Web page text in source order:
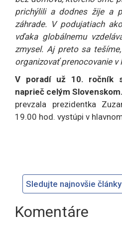
prichýlili a dodnes žije a
záhrade. V podujatiach
vďaka globálnemu
zmysel. Aj preto sa
organizovať prenocovanie v
V poradí už 10. ročník
naprieč celým Slovenskom.
prevzala prezidentka
19.00 hod. vystúpi v
Sledujte najnovšie
Komentáre